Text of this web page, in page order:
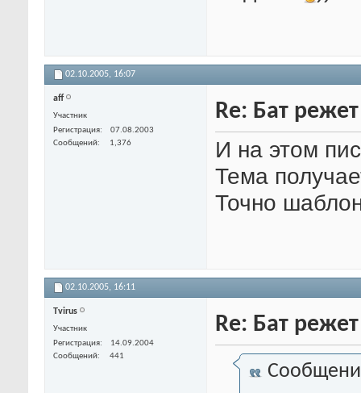
02.10.2005, 16:07
aff
Участник
Регистрация
07.08.2003
Сообщений
1,376
Re: Бат
И на этом
Тема
Точно
02.10.2005, 16:11
Tvirus
Участник
Регистрация
14.09.2004
Сообщений
441
Re: Бат